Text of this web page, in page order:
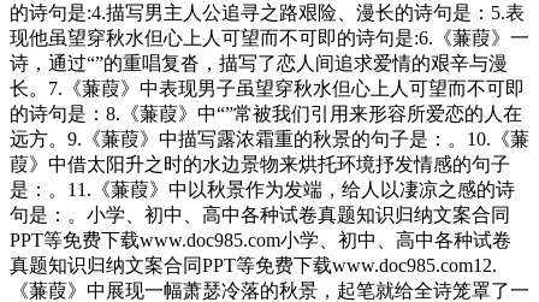
的诗句是:4.描写男主人公追寻之路艰险、漫长的诗句是：5.表
现他虽望穿秋水但心上人可望而不可即的诗句是:6.《蒹葭》一
诗，通过“”的重唱复沓，描写了恋人间追求爱情的艰辛与漫
长。7.《蒹葭》中表现男子虽望穿秋水但心上人可望而不可即
的诗句是：8.《蒹葭》中“”常被我们引用来形容所爱恋的人在
远方。9.《蒹葭》中描写露浓霜重的秋景的句子是：。10.《蒹
葭》中借太阳升之时的水边景物来烘托环境抒发情感的句子
是：。11.《蒹葭》中以秋景作为发端，给人以凄凉之感的诗
句是：。小学、初中、高中各种试卷真题知识归纳文案合同
PPT等免费下载www.doc985.com小学、初中、高中各种试卷
真题知识归纳文案合同PPT等免费下载www.doc985.com12.
《蒹葭》中展现一幅萧瑟冷落的秋景，起笔就给全诗笼罩了一